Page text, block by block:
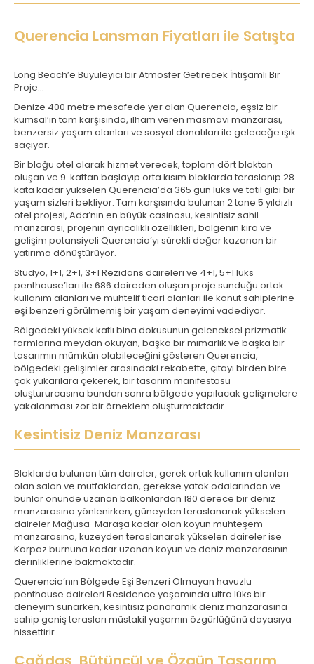
Querencia Lansman Fiyatları ile Satışta
Long Beach’e Büyüleyici bir Atmosfer Getirecek İhtişamlı Bir
Proje…
Denize 400 metre mesafede yer alan Querencia, eşsiz bir
kumsal’ın tam karşısında, ilham veren masmavi manzarası,
benzersiz yaşam alanları ve sosyal donatıları ile geleceğe ışık
saçıyor.
Bir bloğu otel olarak hizmet verecek, toplam dört bloktan
oluşan ve 9. kattan başlayıp orta kısım bloklarda teraslanıp 28
kata kadar yükselen Querencia’da 365 gün lüks ve tatil gibi bir
yaşam sizleri bekliyor. Tam karşısında bulunan 2 tane 5 yıldızlı
otel projesi, Ada’nın en büyük casinosu, kesintisiz sahil
manzarası, projenin ayrıcalıklı özellikleri, bölgenin kira ve
gelişim potansiyeli Querencia’yı sürekli değer kazanan bir
yatırıma dönüştürüyor.
Stüdyo, 1+1, 2+1, 3+1 Rezidans daireleri ve 4+1, 5+1 lüks
penthouse’ları ile 686 daireden oluşan proje sunduğu ortak
kullanım alanları ve muhtelif ticari alanları ile konut sahiplerine
eşi benzeri görülmemiş bir yaşam deneyimi vadediyor.
Bölgedeki yüksek katlı bina dokusunun geleneksel prizmatik
formlarına meydan okuyan, başka bir mimarlık ve başka bir
tasarımın mümkün olabileceğini gösteren Querencia,
bölgedeki gelişimler arasındaki rekabette, çıtayı birden bire
çok yukarılara çekerek, bir tasarım manifestosu
oluştururcasına bundan sonra bölgede yapılacak gelişmelere
yakalanması zor bir örneklem oluşturmaktadır.
Kesintisiz Deniz Manzarası
Bloklarda bulunan tüm daireler, gerek ortak kullanım alanları
olan salon ve mutfaklardan, gerekse yatak odalarından ve
bunlar önünde uzanan balkonlardan 180 derece bir deniz
manzarasına yönlenirken, güneyden teraslanarak yükselen
daireler Mağusa-Maraşa kadar olan koyun muhteşem
manzarasına, kuzeyden teraslanarak yükselen daireler ise
Karpaz burnuna kadar uzanan koyun ve deniz manzarasının
derinliklerine bakmaktadır.
Querencia’nın Bölgede Eşi Benzeri Olmayan havuzlu
penthouse daireleri Residence yaşamında ultra lüks bir
deneyim sunarken, kesintisiz panoramik deniz manzarasına
sahip geniş terasları müstakil yaşamın özgürlüğünü doyasıya
hissettirir.